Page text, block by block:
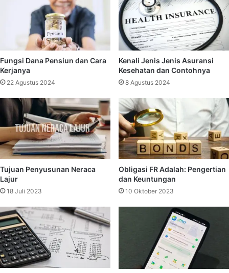
Fungsi Dana Pensiun dan Cara
Kerjanya
22 Agustus 2024
Kenali Jenis Jenis Asuransi
Kesehatan dan Contohnya
8 Agustus 2024
Tujuan Penyusunan Neraca
Lajur
18 Juli 2023
Obligasi FR Adalah: Pengertian
dan Keuntungan
10 Oktober 2023